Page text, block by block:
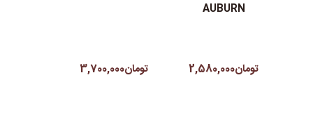
AUBURN
تومان2,580,000 تومان3,700,000